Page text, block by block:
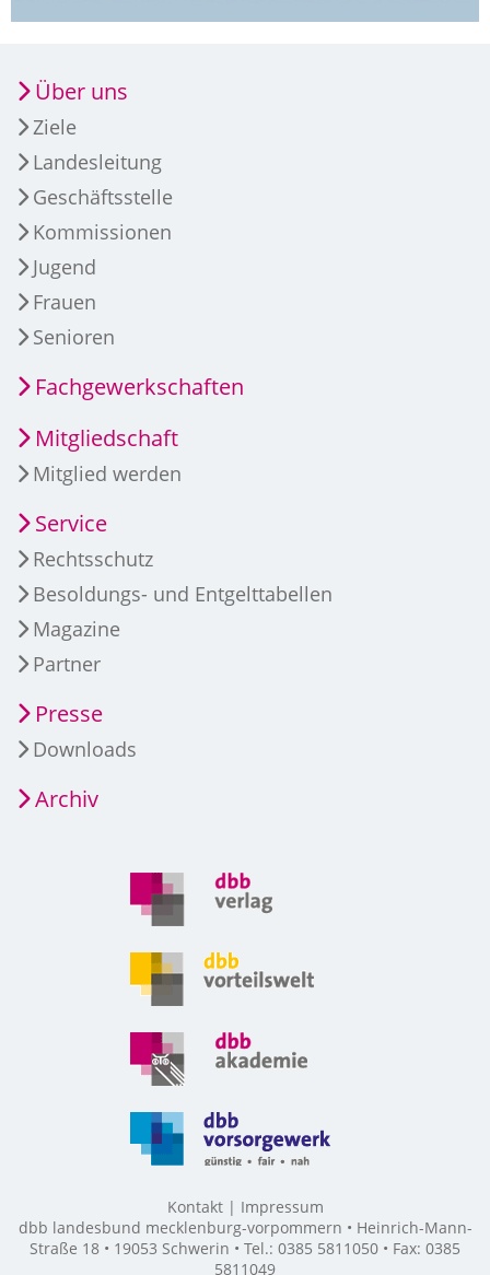
Über uns
Ziele
Landesleitung
Geschäftsstelle
Kommissionen
Jugend
Frauen
Senioren
Fachgewerkschaften
Mitgliedschaft
Mitglied werden
Service
Rechtsschutz
Besoldungs- und Entgelttabellen
Magazine
Partner
Presse
Downloads
Archiv
Kontakt
Impressum
dbb landesbund mecklenburg-vorpommern • Heinrich-Mann-
Straße 18 • 19053 Schwerin • Tel.: 0385 5811050 • Fax: 0385
5811049